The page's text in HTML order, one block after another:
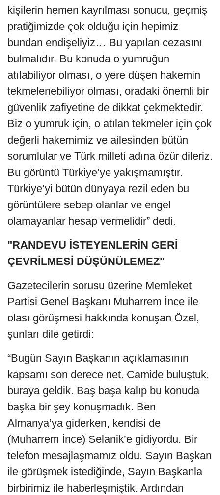
kişilerin hemen kayrılması sonucu, geçmiş
pratiğimizde çok olduğu için hepimiz
bundan endişeliyiz… Bu yapılan cezasını
bulmalıdır. Bu konuda o yumruğun
atılabiliyor olması, o yere düşen hakemin
tekmelenebiliyor olması, oradaki önemli bir
güvenlik zafiyetine de dikkat çekmektedir.
Biz o yumruk için, o atılan tekmeler için çok
değerli hakemimiz ve ailesinden bütün
sorumlular ve Türk milleti adına özür dileriz.
Bu görüntü Türkiye’ye yakışmamıştır.
Türkiye’yi bütün dünyaya rezil eden bu
görüntülere sebep olanlar ve engel
olamayanlar hesap vermelidir” dedi.
"RANDEVU İSTEYENLERİN GERİ
ÇEVRİLMESİ DÜŞÜNÜLEMEZ"
Gazetecilerin sorusu üzerine Memleket
Partisi Genel Başkanı Muharrem İnce ile
olası görüşmesi hakkında konuşan Özel,
şunları dile getirdi:
“Bugün Sayın Başkanın açıklamasının
kapsamı son derece net. Camide buluştuk,
buraya geldik. Baş başa kalıp bu konuda
başka bir şey konuşmadık. Ben
Almanya’ya giderken, kendisi de
(Muharrem İnce) Selanik’e gidiyordu. Bir
telefon mesajlaşmamız oldu. Sayın Başkan
ile görüşmek istediğinde, Sayın Başkanla
birbirimiz ile haberleşmiştik. Ardından